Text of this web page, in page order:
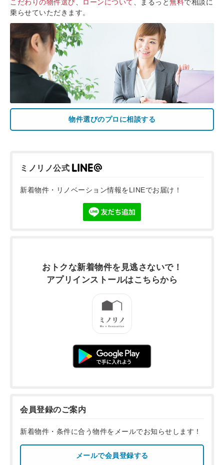
こだわりの物件選び
ローンについて 、まるっと無料で相談に
乗らせていただきます。
物件選びのプロに相談する
ミノリノ公式
新着物件・リノベーション情報をLINEでお届け！
おトクな新着物件を 見逃さないで！
アプリインストールはこちらから
会員登録のご案内
新着物件・条件に合う物件をメールでお知らせします！
メールで会員登録する